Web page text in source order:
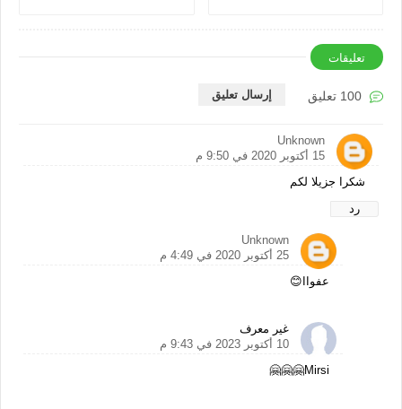
تعليقات
إرسال تعليق
Unknown
15 أكتوبر 2020 في 9:50 م
شكرا جزيلا لكم
رد
Unknown
25 أكتوبر 2020 في 4:49 م
عفواا😊
غير معرف
10 أكتوبر 2023 في 9:43 م
Mirsi🤗🤗🤗